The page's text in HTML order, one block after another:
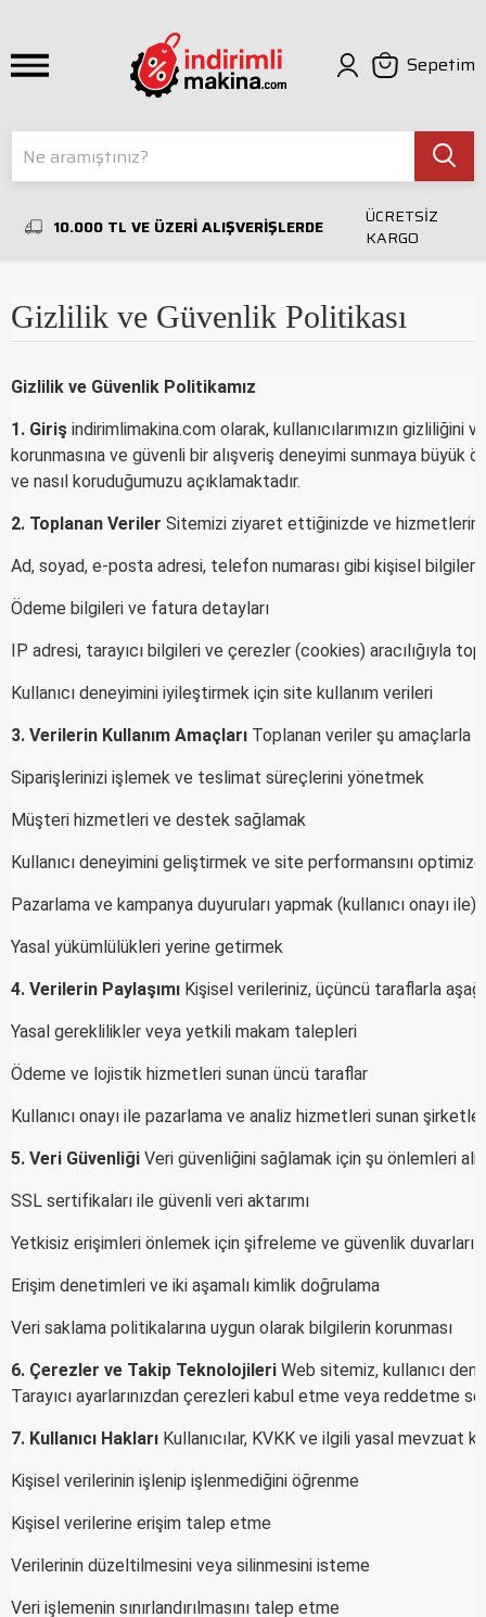
Sepetim
10.000 TL VE ÜZERİ ALIŞVERİŞLERDE
ÜCRETSİZ
KARGO
Gizlilik ve Güvenlik Politikası
Gizlilik ve Güvenlik Politikamız
1. Giriş indirimlimakina.com olarak, kullanıcılarımızın gizliliğini
korunmasına ve güvenli bir alışveriş deneyimi sunmaya büyük
ve nasıl koruduğumuzu açıklamaktadır.
2. Toplanan Veriler Sitemizi ziyaret ettiğinizde ve
Ad, soyad, e-posta adresi, telefon numarası gibi kişisel bilgiler
Ödeme bilgileri ve fatura detayları
IP adresi, tarayıcı bilgileri ve çerezler (cookies) aracılığıyla
Kullanıcı deneyimini iyileştirmek için site kullanım verileri
3. Verilerin Kullanım Amaçları Toplanan veriler şu amaçlarla
Siparişlerinizi işlemek ve teslimat süreçlerini yönetmek
Müşteri hizmetleri ve destek sağlamak
Kullanıcı deneyimini geliştirmek ve site performansını
Pazarlama ve kampanya duyuruları yapmak (kullanıcı onayı ile)
Yasal yükümlülükleri yerine getirmek
4. Verilerin Paylaşımı Kişisel verileriniz, üçüncü taraflarla
Yasal gereklilikler veya yetkili makam talepleri
Ödeme ve lojistik hizmetleri sunan üncü taraflar
Kullanıcı onayı ile pazarlama ve analiz hizmetleri sunan şirketler
5. Veri Güvenliği Veri güvenliğini sağlamak için şu önlemleri
SSL sertifikaları ile güvenli veri aktarımı
Yetkisiz erişimleri önlemek için şifreleme ve güvenlik duvarları
Erişim denetimleri ve iki aşamalı kimlik doğrulama
Veri saklama politikalarına uygun olarak bilgilerin korunması
6. Çerezler ve Takip Teknolojileri Web sitemiz, kullanıcı
Tarayıcı ayarlarınızdan çerezleri kabul etme veya reddetme
7. Kullanıcı Hakları Kullanıcılar, KVKK ve ilgili yasal mevzuat
Kişisel verilerinin işlenip işlenmediğini öğrenme
Kişisel verilerine erişim talep etme
Verilerinin düzeltilmesini veya silinmesini isteme
Veri işlemenin sınırlandırılmasını talep etme